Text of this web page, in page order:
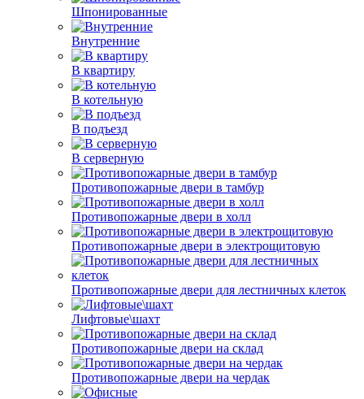
Шпонированные
Внутренние
В квартиру
В котельную
В подъезд
В серверную
Противопожарные двери в тамбур
Противопожарные двери в холл
Противопожарные двери в электрощитовую
Противопожарные двери для лестничных клеток
Лифтовые\шахт
Противопожарные двери на склад
Противопожарные двери на чердак